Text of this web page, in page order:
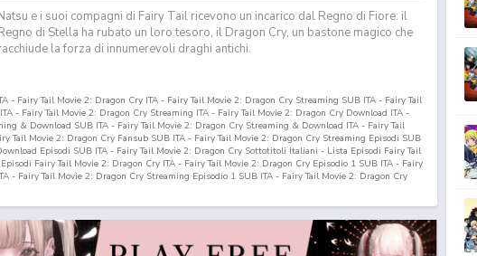
e i suoi compagni di Fairy Tail ricevono un incarico dal Regno di Fiore: il
di Stella ha rubato un loro tesoro, il Dragon Cry, un bastone magico che
la forza di innumerevoli draghi antichi.
- Fairy Tail Movie 2: Dragon Cry ITA - Fairy Tail Movie 2: Dragon Cry Streaming SUB ITA - Fairy Tail
- Fairy Tail Movie 2: Dragon Cry Streaming ITA - Fairy Tail Movie 2: Dragon Cry Download ITA -
& Download SUB ITA - Fairy Tail Movie 2: Dragon Cry Streaming & Download ITA - Fairy Tail
Tail Movie 2: Dragon Cry Fansub SUB ITA - Fairy Tail Movie 2: Dragon Cry Streaming Episodi SUB
Episodi SUB ITA - Fairy Tail Movie 2: Dragon Cry Sottotitoli Italiani - Lista Episodi Fairy Tail
Fairy Tail Movie 2: Dragon Cry ITA - Fairy Tail Movie 2: Dragon Cry Episodio 1 SUB ITA - Fairy
- Fairy Tail Movie 2: Dragon Cry Streaming Episodio 1 SUB ITA - Fairy Tail Movie 2: Dragon Cry
Tail the Movie: Dragon Cry Streaming & Download SUB ITA - Fairy Tail the Movie: Dragon Cry
the Movie: Dragon Cry Fansub ITA - Fairy Tail the Movie: Dragon Cry Fansub SUB ITA - Fairy Tail
SUB ITA - Fairy Tail the Movie: Dragon Cry Download Episodi SUB ITA - Fairy Tail the Movie: